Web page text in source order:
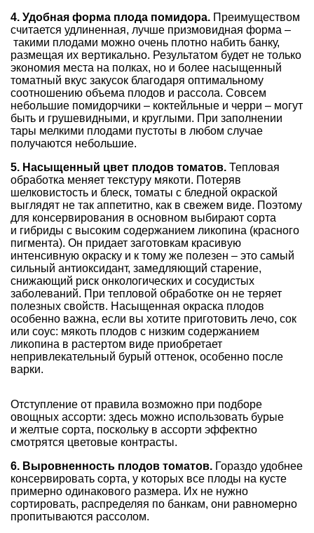
4. Удобная форма плода помидора. Преимуществом
считается удлиненная, лучше призмовидная форма –
такими плодами можно очень плотно набить банку,
размещая их вертикально. Результатом будет не только
экономия места на полках, но и более насыщенный
томатный вкус закусок благодаря оптимальному
соотношению объема плодов и рассола. Совсем
небольшие помидорчики – коктейльные и черри – могут
быть и грушевидными, и круглыми. При заполнении
тары мелкими плодами пустоты в любом случае
получаются небольшие.
5. Насыщенный цвет плодов томатов. Тепловая
обработка меняет текстуру мякоти. Потеряв
шелковистость и блеск, томаты с бледной окраской
выглядят не так аппетитно, как в свежем виде. Поэтому
для консервирования в основном выбирают сорта
и гибриды с высоким содержанием ликопина (красного
пигмента). Он придает заготовкам красивую
интенсивную окраску и к тому же полезен – это самый
сильный антиоксидант, замедляющий старение,
снижающий риск онкологических и сосудистых
заболеваний. При тепловой обработке он не теряет
полезных свойств. Насыщенная окраска плодов
особенно важна, если вы хотите приготовить лечо, сок
или соус: мякоть плодов с низким содержанием
ликопина в растертом виде приобретает
непривлекательный бурый оттенок, особенно после
варки.
Отступление от правила возможно при подборе
овощных ассорти: здесь можно использовать бурые
и желтые сорта, поскольку в ассорти эффектно
смотрятся цветовые контрасты.
6. Выровненность плодов томатов. Гораздо удобнее
консервировать сорта, у которых все плоды на кусте
примерно одинакового размера. Их не нужно
сортировать, распределяя по банкам, они равномерно
пропитываются рассолом.